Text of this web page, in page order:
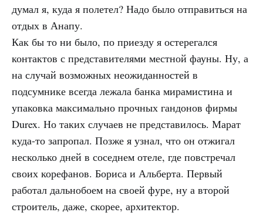
думал я, куда я полетел? Надо было отправиться на
отдых в Анапу.
Как бы то ни было, по приезду я остерегался
контактов с представителями местной фауны. Ну, а
на случай возможных неожиданностей в
подсумнике всегда лежала банка мирамистина и
упаковка максимально прочных гандонов фирмы
Durex. Но таких случаев не представилось. Марат
куда-то запропал. Позже я узнал, что он отжигал
несколько дней в соседнем отеле, где повстречал
своих корефанов. Бориса и Альберта. Первый
работал дальнобоем на своей фуре, ну а второй
строитель, даже, скорее, архитектор.